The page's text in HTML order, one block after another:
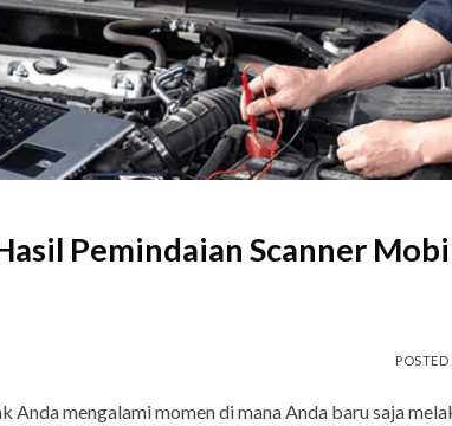
Pemindaian Scanner
Anda mengalami momen di mana Anda baru saja